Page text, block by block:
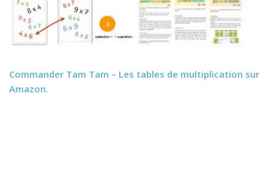
Commander Tam Tam – Les tables de multiplication sur
Amazon.